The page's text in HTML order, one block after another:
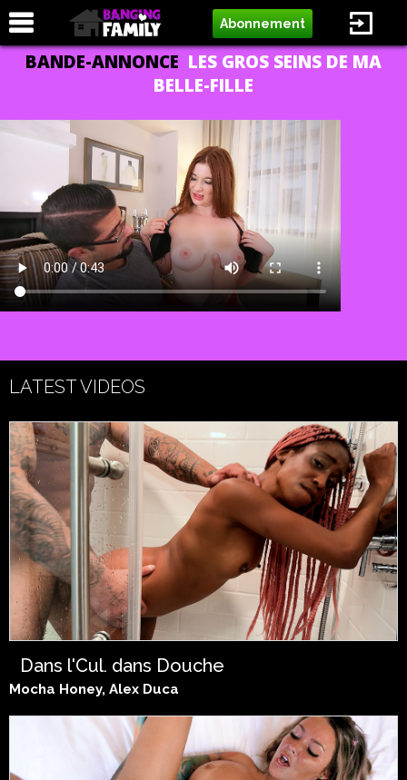
Abonnement
BANDE-ANNONCE LES GROS SEINS DE MA
BELLE-FILLE
LATEST VIDEOS
Dans l'Cul, dans Douche
Mocha Honey, Alex Duca